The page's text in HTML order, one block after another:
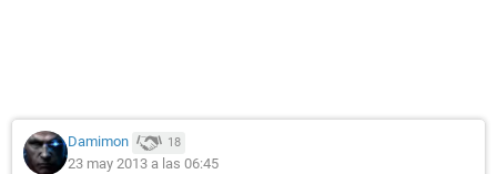
Damimon 18
23 may 2013 a las 06:45